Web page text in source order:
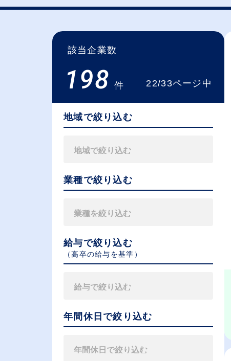
該当企業数
198 件 22/33ページ中
地域で絞り込む
業種で絞り込む
給与で絞り込む
（⾼卒の給与を基準）
年間休日で絞り込む